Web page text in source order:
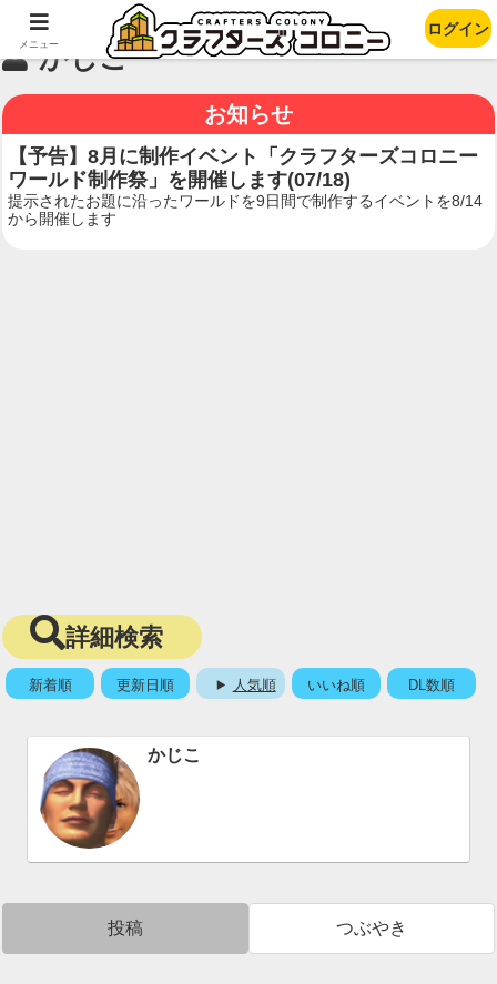
かじこ
お知らせ
【予告】8月に制作イベント「クラフターズコロニー
ワールド制作祭」を開催します(07/18)
提示されたお題に沿ったワールドを9日間で制作するイベントを8/14
から開催します
詳細検索
新着順 更新日順 人気順 いいね順 DL数順
かじこ
投稿 つぶやき
メニュー
ログイン